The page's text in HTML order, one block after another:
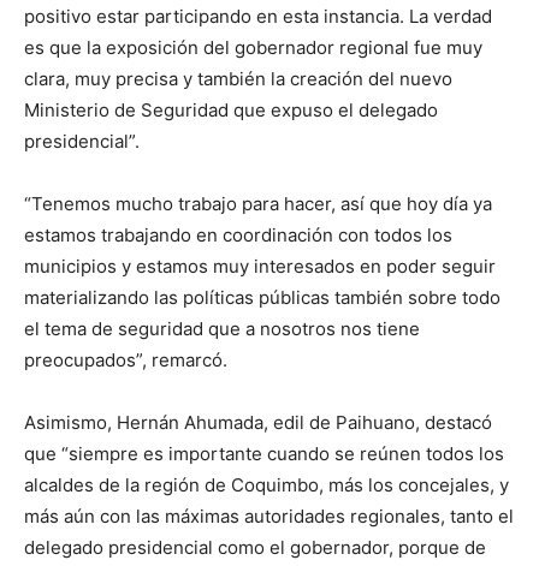
positivo estar participando en esta instancia. La verdad
es que la exposición del gobernador regional fue muy
clara, muy precisa y también la creación del nuevo
Ministerio de Seguridad que expuso el delegado
presidencial”.
“Tenemos mucho trabajo para hacer, así que hoy día ya
estamos trabajando en coordinación con todos los
municipios y estamos muy interesados en poder seguir
materializando las políticas públicas también sobre todo
el tema de seguridad que a nosotros nos tiene
preocupados”, remarcó.
Asimismo, Hernán Ahumada, edil de Paihuano, destacó
que “siempre es importante cuando se reúnen todos los
alcaldes de la región de Coquimbo, más los concejales, y
más aún con las máximas autoridades regionales, tanto el
delegado presidencial como el gobernador, porque de